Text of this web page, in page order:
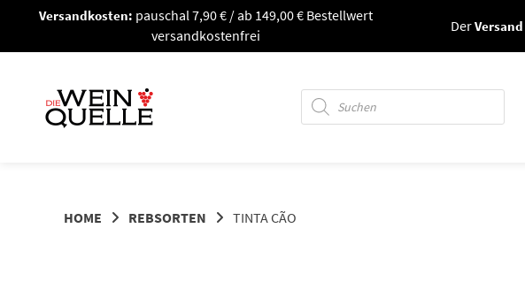
Springe
Inhalt
Versandkosten: pauschal 7,90 € / ab 149,00 € Bestellwert
versandkostenfrei
DerVersand
Products
search
HOME REBSORTEN TINTA CÃO